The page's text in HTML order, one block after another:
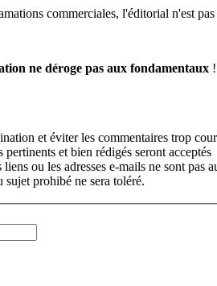
commerciales, l'éditorial n'est
ne déroge pas aux fondamentaux
et éviter les commentaires trop
pertinents et bien rédigés seront acceptés
ou les adresses e-mails ne sont pas
prohibé ne sera toléré.